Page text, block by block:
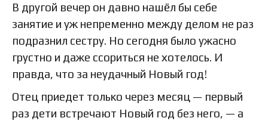
В другой вечер он давно нашёл бы себе
занятие и уж непременно между делом не раз
подразнил сестру. Но сегодня было ужасно
грустно и даже ссориться не хотелось. И
правда, что за неудачный Новый год!
Отец приедет только через месяц — первый
раз дети встречают Новый год без него, — а